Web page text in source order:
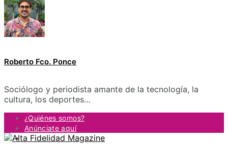
Roberto Fco. Ponce
Sociólogo y periodista amante de la tecnología, la
cultura, los deportes…
¿Quiénes somos?
Anúnciate aquí
Contacto